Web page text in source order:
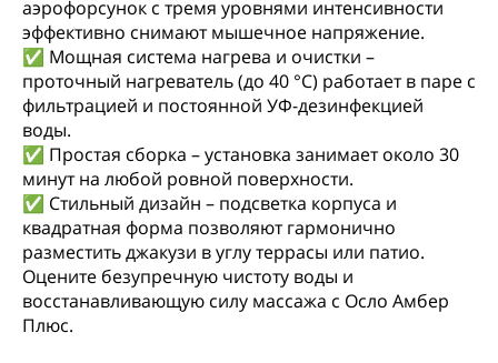
аэрофорсунок с тремя уровнями интенсивности
эффективно снимают мышечное напряжение.
✅ Мощная система нагрева и очистки –
проточный нагреватель (до 40 °C) работает в паре с
фильтрацией и постоянной УФ-дезинфекцией
воды.
✅ Простая сборка – установка занимает около 30
минут на любой ровной поверхности.
✅ Стильный дизайн – подсветка корпуса и
квадратная форма позволяют гармонично
разместить джакузи в углу террасы или патио.
Оцените безупречную чистоту воды и
восстанавливающую силу массажа с Осло Амбер
Плюс.